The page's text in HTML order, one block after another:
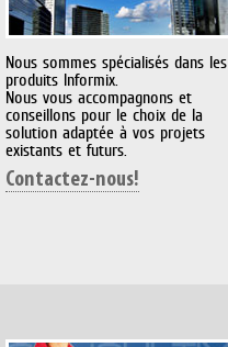
Nous sommes spécialisés dans les
produits Informix.
Nous vous accompagnons et
conseillons pour le choix de la
solution adaptée à vos projets
existants et futurs.
Contactez-nous!